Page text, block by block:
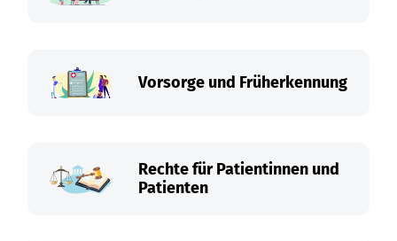
Vorsorge und Früherkennung
Rechte für Patientinnen und
Patienten